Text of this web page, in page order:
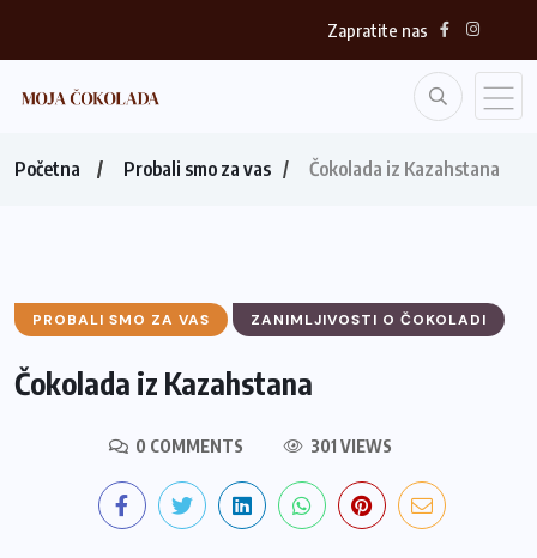
Zapratite nas
Početna Probali smo za vas Čokolada iz Kazahstana
PROBALI SMO ZA VAS ZANIMLJIVOSTI O ČOKOLADI
Čokolada iz Kazahstana
0 COMMENTS 301 VIEWS